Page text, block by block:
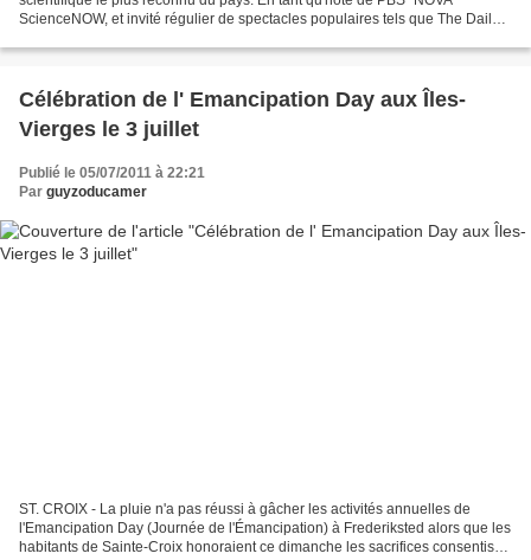
ScienceNOW, et invité régulier de spectacles populaires tels que The Daily
Célébration de l' Emancipation Day aux Îles-
Vierges le 3 juillet
Publié le 05/07/2011 à 22:21
Par guyzoducamer
ST. CROIX - La pluie n'a pas réussi à gâcher les activités annuelles de
l'Emancipation Day (Journée de l'Émancipation) à Frederiksted alors que les
habitants de Sainte-Croix honoraient ce dimanche les sacrifices consentis